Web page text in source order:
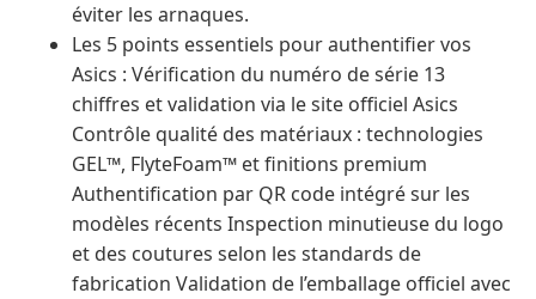
éviter les arnaques.
Les 5 points essentiels pour authentifier vos
Asics : Vérification du numéro de série 13
chiffres et validation via le site officiel Asics
Contrôle qualité des matériaux : technologies
GEL™, FlyteFoam™ et finitions premium
Authentification par QR code intégré sur les
modèles récents Inspection minutieuse du logo
et des coutures selon les standards de
fabrication Validation de l’emballage officiel avec